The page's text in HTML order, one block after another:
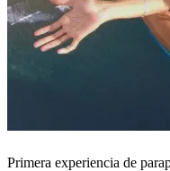
Primera experiencia de